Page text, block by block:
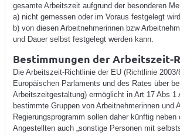
gesamte Arbeitszeit aufgrund der besonderen
a) nicht gemessen oder im Voraus festgelegt
b) von diesen Arbeitnehmerinnen bzw
und Dauer selbst festgelegt werden kann.
Bestimmungen der Arbeitszeit-
Die Arbeitszeit-Richtlinie der EU (Richtlinie
Europäischen Parlaments und des Rates über
Arbeitszeitgestaltung) ermöglicht in Art 17 Abs 1
bestimmte Gruppen von Arbeitnehmerinnen und
Regierungsprogramm sollen daher künftig neben
Angestellten auch „sonstige Personen mit